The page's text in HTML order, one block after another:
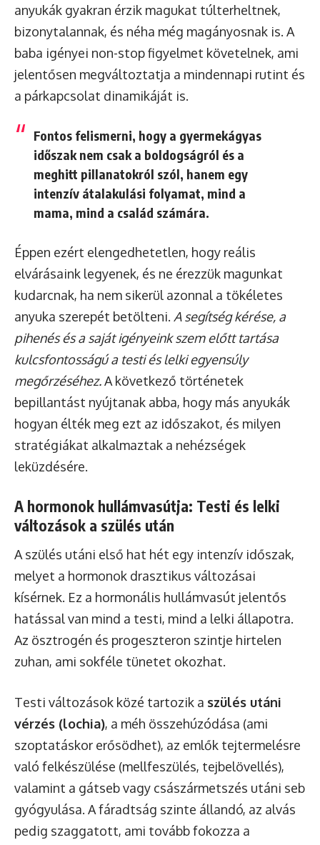
anyukák gyakran érzik magukat túlterheltnek,
bizonytalannak, és néha még magányosnak is. A
baba igényei non-stop figyelmet követelnek, ami
jelentősen megváltoztatja a mindennapi rutint és
a párkapcsolat dinamikáját is.
Fontos felismerni, hogy a gyermekágyas
időszak nem csak a boldogságról és a
meghitt pillanatokról szól, hanem egy
intenzív átalakulási folyamat, mind a
mama, mind a család számára.
Éppen ezért elengedhetetlen, hogy reális
elvárásaink legyenek, és ne érezzük magunkat
kudarcnak, ha nem sikerül azonnal a tökéletes
anyuka szerepét betölteni. A segítség kérése, a
pihenés és a saját igényeink szem előtt tartása
kulcsfontosságú a testi és lelki egyensúly
megőrzéséhez.A következő történetek
bepillantást nyújtanak abba, hogy más anyukák
hogyan élték meg ezt az időszakot, és milyen
stratégiákat alkalmaztak a nehézségek
leküzdésére.
A hormonok hullámvasútja: Testi és lelki
változások a szülés után
A szülés utáni első hat hét egy intenzív időszak,
melyet a hormonok drasztikus változásai
kísérnek. Ez a hormonális hullámvasút jelentős
hatással van mind a testi, mind a lelki állapotra.
Az ösztrogén és progeszteron szintje hirtelen
zuhan, ami sokféle tünetet okozhat.
Testi változások közé tartozik a szülés utáni
vérzés (lochia), a méh összehúzódása (ami
szoptatáskor erősödhet), az emlők tejtermelésre
való felkészülése (mellfeszülés, tejbelövellés),
valamint a gátseb vagy császármetszés utáni seb
gyógyulása. A fáradtság szinte állandó, az alvás
pedig szaggatott, ami tovább fokozza a